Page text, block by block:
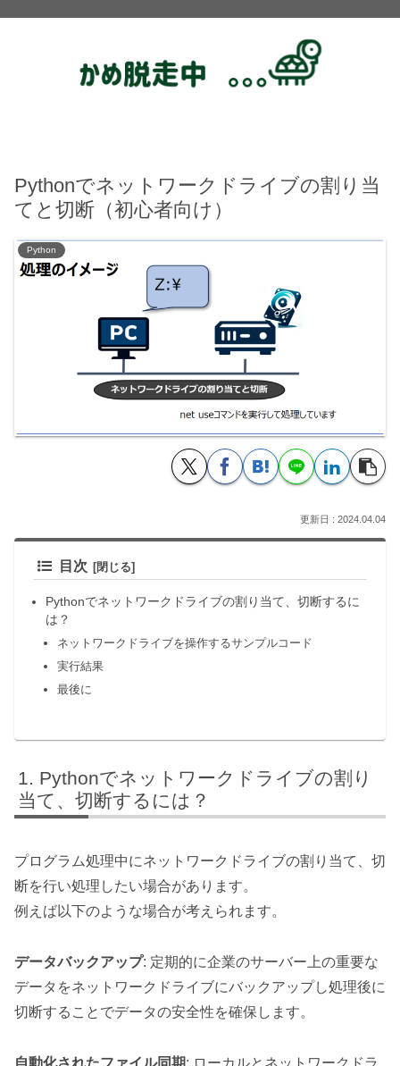
Pythonでネットワークドライブの割り当
てと切断（初心者向け）
Python
2024.04.04
目次
Pythonでネットワークドライブの割り当て、切断するに
は？
ネットワークドライブを操作するサンプルコード
実行結果
最後に
Pythonでネットワークドライブの割り
当て、切断するには？
プログラム処理中にネットワークドライブの割り当て、切
断を行い処理したい場合があります。
例えば以下のような場合が考えられます。
データバックアップ: 定期的に企業のサーバー上の重要な
データをネットワークドライブにバックアップし処理後に
切断することでデータの安全性を確保します。
自動化されたファイル同期: ローカルとネットワークドラ